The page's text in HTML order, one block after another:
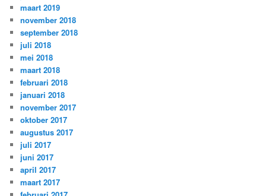
maart 2019
november 2018
september 2018
juli 2018
mei 2018
maart 2018
februari 2018
januari 2018
november 2017
oktober 2017
augustus 2017
juli 2017
juni 2017
april 2017
maart 2017